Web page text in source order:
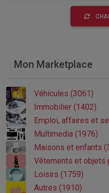
Mon Marketplace
Véhicules (3061)
Immobilier (1402)
Emploi, affaires et
Multimedia (1976)
Maisons et enfants
Vêtements et objets
Loisirs (1759)
Autres (1910)